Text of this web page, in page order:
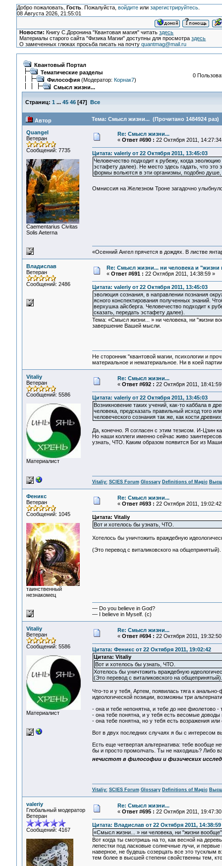
Добро пожаловать, Гость. Пожалуйста, войдитеили зарегистрируйтесь.
08 Августа 2026, 21:55:01
Новости: Книгу С.Доронина "Квантовая магия" читатьздесь
Материалы старого сайта "Физика Магии" доступны для просмотраздесь
О замеченных глюках просьба писать на почтуquantmag@mail.ru
Квантовый Портал
Тематические разделы
Философия(Модератор: Корнак7)
Смысл жизни...
0
Страниц: 1 ... 45 46[47] Все
Автор Тема: Смысл жизни... (Прочитано 1484924 раз)
Quangel
Ветеран
Сообщений: 7735
Сaementarius Civitas
Solis Aeterna
Re: Смысл жизни...
« Ответ #690 : 22 Октября 2011,
Цитата: valeriy от 22 Октября 2011, 13:45:03
Человечество подходит к рубежу, когда
эстафету далее). Не место здесь гадать, что
формы вольются в эти организмы, подобно
Омниссия на Железном Троне загадочно
«Осенний Ангел прячется в дождях. В листве
Владислав
Ветеран
Сообщений: 2486
Re: Смысл жизни... ни человека и "жизни
« Ответ #691 : 22 Октября 2011, 14:38:59 »
Цитата: valeriy от 22 Октября 2011, 13:45:03
эволюция сознания, в направлении познания
ясного конспектирования полученных знаний.
верхушка айсберга. Человечество подходит к
сказать, передать эстафету далее).
Тема: «Смысл жизни... » ни человека, ни "жизни
завершение Вашей мысли.
Не сторонник "квантовой магии, психологии и
материальное и нематериальное. Ни в коей
Vitaliy
Ветеран
Сообщений: 5586
Материалист
Re: Смысл жизни...
« Ответ #692 : 22 Октября 2011,
Цитата: valeriy от 22 Октября 2011, 13:45:03
Возникновение таких учений, как-то каббала в
человека, предсказать правильный исход того
человеческого сознания так же, как кости
Да, конечно. Я согласен с этим тезисом. И-Цзин
Но наши коллеги именно сейчас живо
узнать, ЧТО. Каким образом появится Бог из
Vitaliy: SCIES Forum Glossary Definitions of Magic
Феникс
Ветеран
Сообщений: 1045
таинственный
незнакомец
Re: Смысл жизни...
« Ответ #693 : 22 Октября 2011,
Цитата: Vitaliy
Вот и хотелось бы узнать, ЧТО.
Хотелось бы уничтожить враждебную
(Это перевод с виталиковского на общепринятый).
— Do you believe in God?
— I believe in Myself. (c)
Vitaliy
Ветеран
Сообщений: 5586
Материалист
Re: Смысл жизни...
« Ответ #694 : 22 Октября 2011,
Цитата: Феникс от 22 Октября 2011, 19:02:42
Цитата: Vitaliy
Вот и хотелось бы узнать, ЧТО.
Хотелось бы уничтожить враждебную
(Это перевод с виталиковского на общепринятый).
Что-то и у тебя, Артем, появилась тяга к
идеологической позиции, возможны три
- она и тебе непонятна, и тебе до нее фиолетово -
- она тебе понятна, и у тебя есть весомые доводы
- она тебе понятна, но у тебя есть возражения
Вот в двух последних случаях я бы с интересом
Есть еще четвертая альтернатива: тебе вообще
бы и просто промолчать. Ты не находишь? Либо
нечистот в философии и физических
Vitaliy: SCIES Forum Glossary Definitions of Magic
valeriy
Глобальный модератор
Ветеран
Сообщений: 4167
Re: Смысл жизни...
« Ответ #695 : 22 Октября 2011,
Цитата: Владислав от 22 Октября 2011, 14:38:59
«Смысл жизни... » ни человека, ни "жизни вообще"
Вот когда ты смотришь на то, как весной на
лепестки под ласковые солнечные лучи, и
наверное, не будешь созерцать все это тусклым
тем более в высшей степени свойственны тем,